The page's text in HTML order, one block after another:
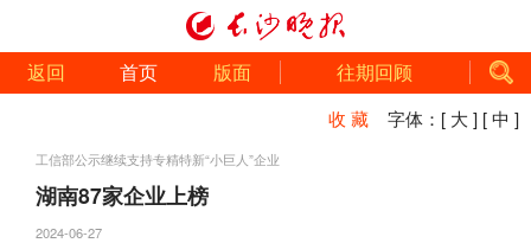
返回 首页 版面 往期回顾
收 藏 字体： [ 大 ] [ 中 ]
工信部公示继续支持专精特新“小巨人”企业
湖南87家企业上榜
2024-06-27